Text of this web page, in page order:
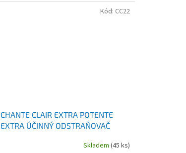
CHANTE CLAIR EXTRA POTENTE
EXTRA ÚČINNÝ ODSTRAŇOVAČ
Skladem (45 ks)
Kód: CC22